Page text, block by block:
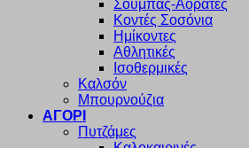
Σουμπάς-Αόρατες
Κοντές Σοσόνια
Ημίκοντες
Αθλητικές
Ισοθερμικές
Καλσόν
Μπουρνούζια
ΑΓΟΡΙ
Πυτζάμες